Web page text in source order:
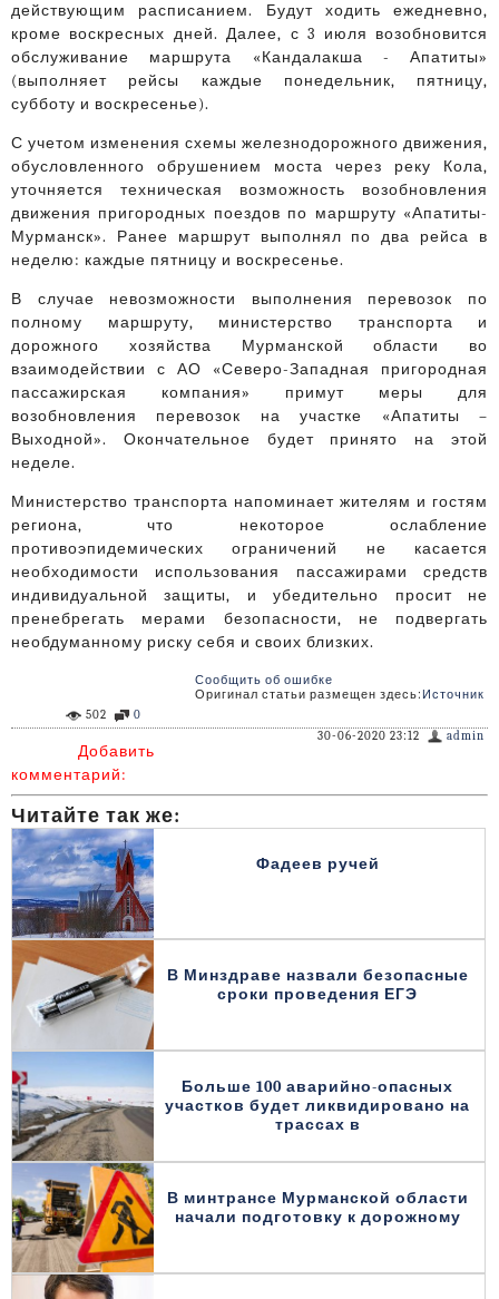
действующим расписанием. Будут ходить ежедневно,
кроме воскресных дней. Далее, с 3 июля возобновится
обслуживание маршрута «Кандалакша - Апатиты»
(выполняет рейсы каждые понедельник, пятницу,
субботу и воскресенье).
С учетом изменения схемы железнодорожного движения,
обусловленного обрушением моста через реку Кола,
уточняется техническая возможность возобновления
движения пригородных поездов по маршруту «Апатиты-
Мурманск». Ранее маршрут выполнял по два рейса в
неделю: каждые пятницу и воскресенье.
В случае невозможности выполнения перевозок по
полному маршруту, министерство транспорта и
дорожного хозяйства Мурманской области во
взаимодействии с АО «Северо-Западная пригородная
пассажирская компания» примут меры для
возобновления перевозок на участке «Апатиты –
Выходной». Окончательное будет принято на этой
неделе.
Министерство транспорта напоминает жителям и гостям
региона, что некоторое ослабление
противоэпидемических ограничений не касается
необходимости использования пассажирами средств
индивидуальной защиты, и убедительно просит не
пренебрегать мерами безопасности, не подвергать
необдуманному риску себя и своих близких.
Сообщить об ошибке
Оригинал статьи размещен здесь: Источник
0
502
admin
30-06-2020 23:12
Добавить
комментарий:
Читайте так же:
Фадеев ручей
В Минздраве назвали безопасные
сроки проведения ЕГЭ
Больше 100 аварийно-опасных
участков будет ликвидировано на
трассах в
В минтрансе Мурманской области
начали подготовку к дорожному